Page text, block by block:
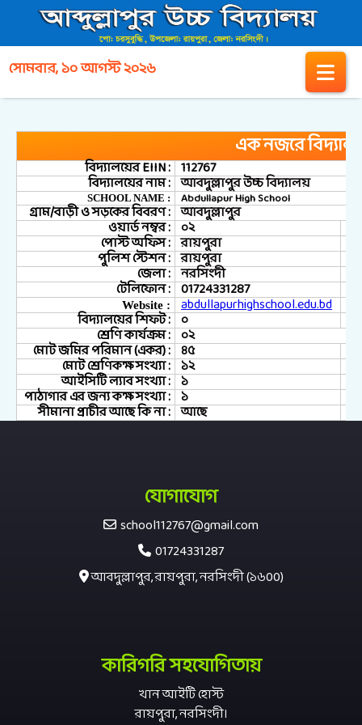
সোমবার, ১০ আগস্ট ২০২৬
এক নজরে
বিদ্যালয়ের EIIN : 112767
বিদ্যালয়ের নাম : আবদুল্লাপুর উচ্চ বিদ্যালয়
SCHOOL NAME : Abdullapur High School
গ্রাম/বাড়ী ও সড়কের বিবরণ : আবদুল্লাপুর
ওয়ার্ড নম্বর : ০২
পোস্ট অফিস : রায়পুরা
পুলিশ স্টেশন : রায়পুরা
জেলা : নরসিংদী
টেলিফোন : 01724331287
Website : abdullapurhighschool.edu.bd
বিদ্যালয়ের শিফট : ০
শ্রেণি কার্যক্রম : ০২
মোট জমির পরিমান (একর) : ৪৫
মোট শ্রেণিকক্ষ সংখ্যা : ১২
আইসিটি ল্যাব সংখ্যা : ১
পাঠাগার এর জন্য কক্ষ সংখ্যা : ১
সীমানা প্রাচীর আছে কি না : আছে
যোগাযোগ
school112767@gmail.com
01724331287
আবদুল্লাপুর, রায়পুরা, নরসিংদী (১৬00)
কারিগরি সহযোগিতায়
খান আইটি হোস্ট
রায়পুরা, নরসিংদী।